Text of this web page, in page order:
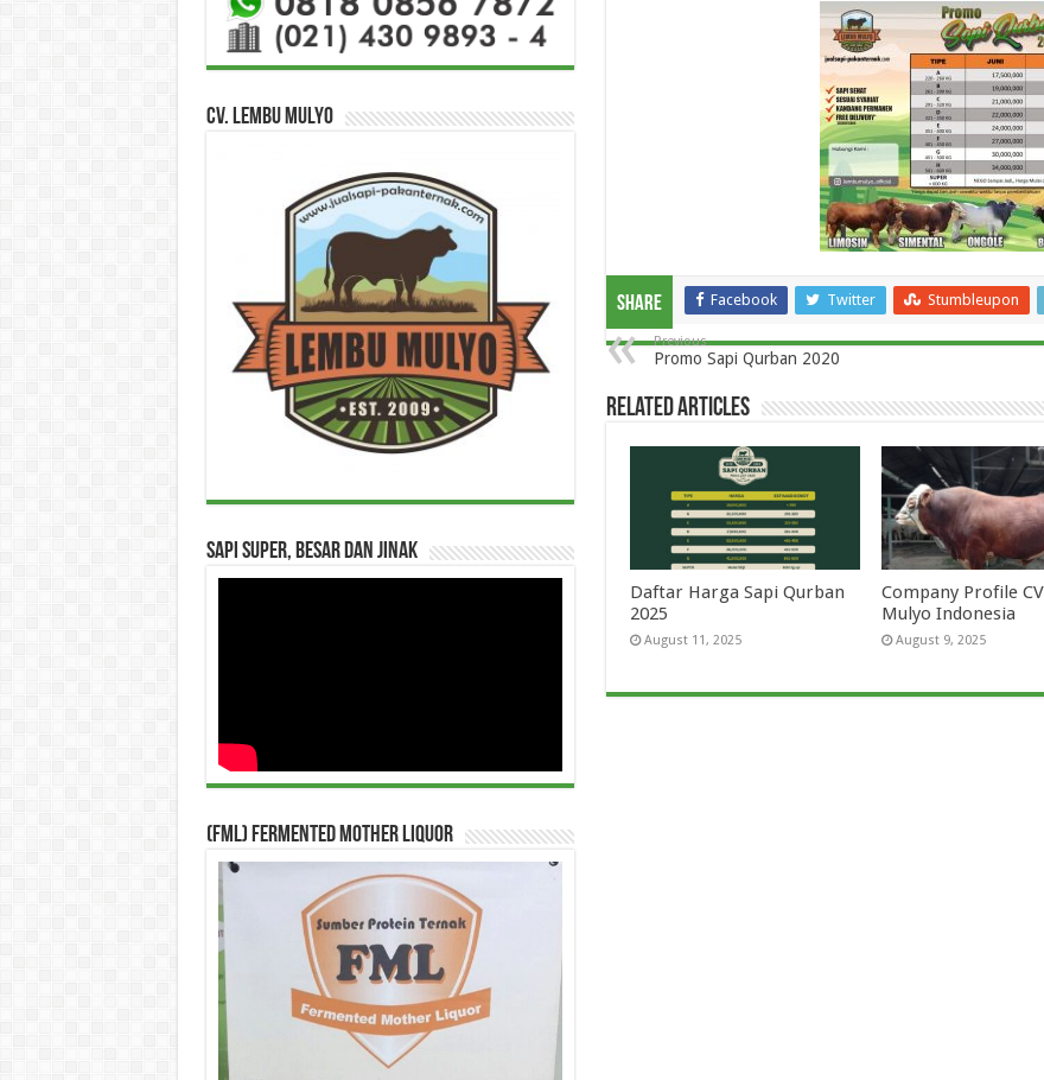
Share Facebook Twitter Stumbleupon
Previous
Promo Sapi Qurban 2020
Related Articles
Daftar Harga Sapi Qurban
2025
August 11, 2025
Company Profile
Mulyo Indonesia
August 9, 2025
CV. Lembu Mulyo
Sapi Super, Besar dan Jinak
(FML) Fermented Mother Liquor